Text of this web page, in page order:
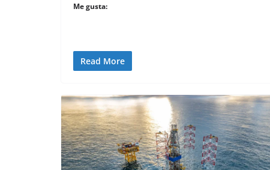
Me gusta:
Read More